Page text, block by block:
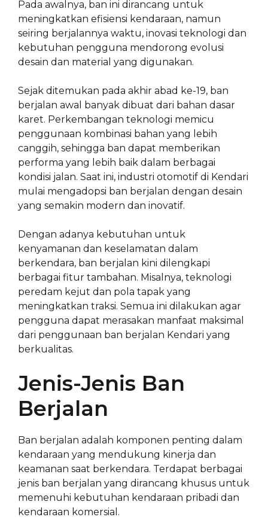
Pada awalnya, ban ini dirancang untuk
meningkatkan efisiensi kendaraan, namun
seiring berjalannya waktu, inovasi teknologi dan
kebutuhan pengguna mendorong evolusi
desain dan material yang digunakan.
Sejak ditemukan pada akhir abad ke-19, ban
berjalan awal banyak dibuat dari bahan dasar
karet. Perkembangan teknologi memicu
penggunaan kombinasi bahan yang lebih
canggih, sehingga ban dapat memberikan
performa yang lebih baik dalam berbagai
kondisi jalan. Saat ini, industri otomotif di Kendari
mulai mengadopsi ban berjalan dengan desain
yang semakin modern dan inovatif.
Dengan adanya kebutuhan untuk
kenyamanan dan keselamatan dalam
berkendara, ban berjalan kini dilengkapi
berbagai fitur tambahan. Misalnya, teknologi
peredam kejut dan pola tapak yang
meningkatkan traksi. Semua ini dilakukan agar
pengguna dapat merasakan manfaat maksimal
dari penggunaan ban berjalan Kendari yang
berkualitas.
Jenis-Jenis Ban
Berjalan
Ban berjalan adalah komponen penting dalam
kendaraan yang mendukung kinerja dan
keamanan saat berkendara. Terdapat berbagai
jenis ban berjalan yang dirancang khusus untuk
memenuhi kebutuhan kendaraan pribadi dan
kendaraan komersial.